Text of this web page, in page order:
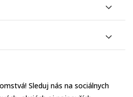
Sleduj nás na sociálnych